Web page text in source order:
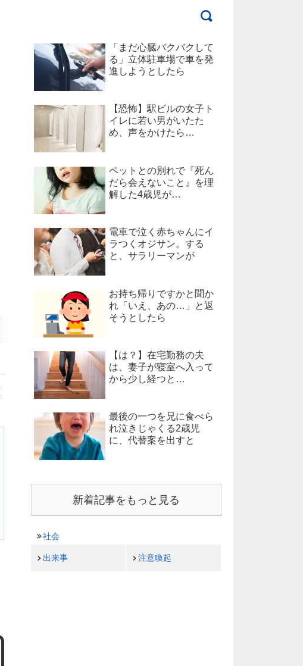
「まだ心臓バクバクして
る」立体駐車場で車を発
進しようとしたら
【恐怖】駅ビルの女子ト
イレに若い男がいたた
め、声をかけたら…
ペットとの別れで『死ん
だら会えないこと』を理
解した4歳児が…
電車で泣く赤ちゃんにイ
ラつくオジサン。する
と、サラリーマンが
お持ち帰りですかと聞か
れ「いえ、あの…」と返
そうとしたら
【は？】在宅勤務の夫
は、妻子が寝室へ入って
から少し経つと…
最後の一つを兄に食べら
れ泣きじゃくる2歳児
に、代替案を出すと
新着記事をもっと見る
社会
出来事 注意喚起